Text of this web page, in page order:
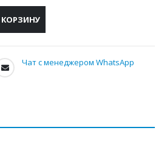
КОРЗИНУ
Чат с менеджером WhatsApp